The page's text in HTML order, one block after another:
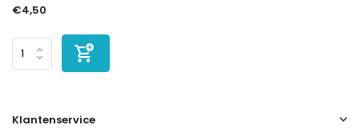
€4,50
Klantenservice